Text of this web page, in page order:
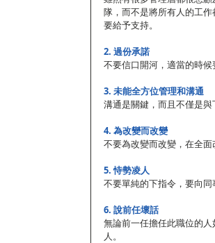
隊，而不是將所有人的工
要給予支持。
2. 過份承諾
不要信口開河，適當的時候
3. 未能全方位管理和溝通
溝通是關鍵，而且不僅是與
4. 為改變而改變
不要為改變而改變，在全面
5. 恃勢凌人
不要單純的下指令，要向同
6. 說前任壞話
無論前一任擔任此職位的
人。